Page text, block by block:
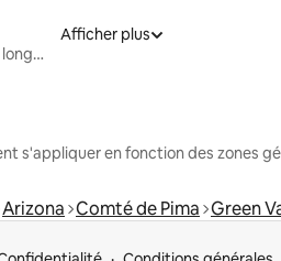
Locations moyenne et longue durée
Afficher plus
s'appliquer en fonction des zones
Arizona Comté de Pima Green